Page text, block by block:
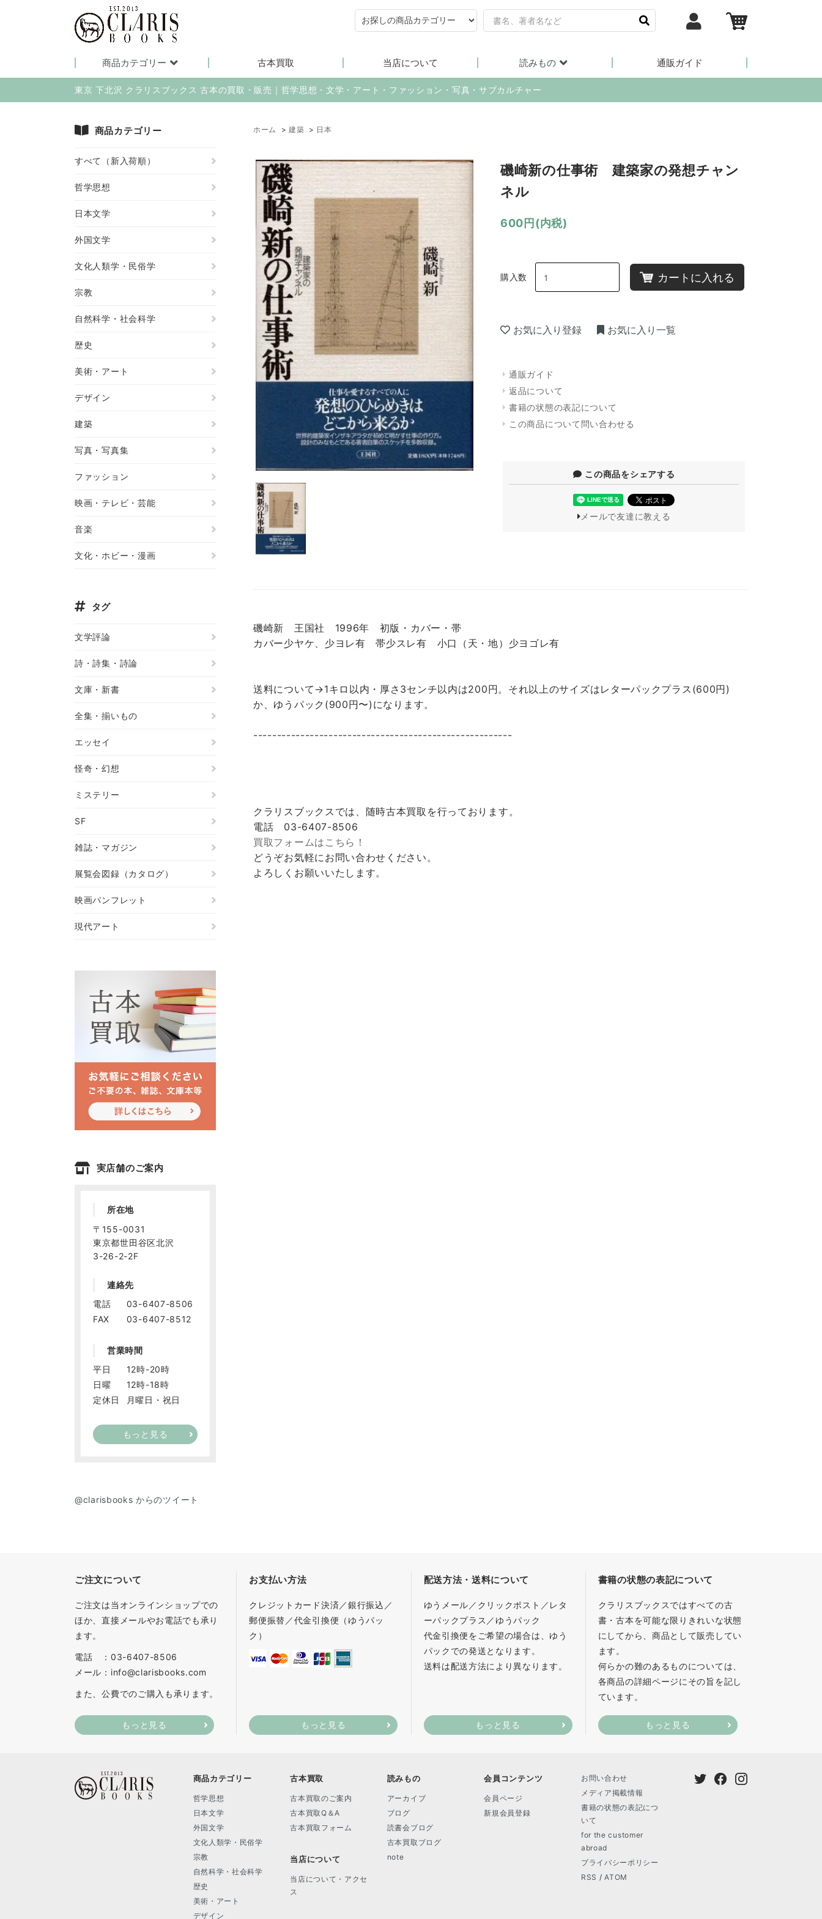
商品カテゴリー 古本買取 当店について 読みもの 通販ガイド
東京 下北沢 クラリスブックス 古本の買取・販売｜哲学思想・文学・アート・ファッション・写真・サブカルチャー
ホーム > 建築 > 日本
磯崎新の仕事術 建築家の発想チャン
ネル
600円(内税)
購入数 カートに入れる
お気に入り登録 お気に入り一覧
通販ガイド
返品について
書籍の状態の表記について
この商品について問い合わせる
この商品をシェアする
メールで友達に教える
磯崎新 王国社 1996年 初版・カバー・帯
カバー少ヤケ、少ヨレ有 帯少スレ有 小口（天・地）少ヨゴレ有
送料について→1キロ以内・厚さ3センチ以内は200円。それ以上のサイズはレターパックプラス(600円)
か、ゆうパック(900円〜)になります。
-------------------------------------------------------
クラリスブックスでは、随時古本買取を行っております。
電話 03-6407-8506
買取フォームはこちら！
どうぞお気軽にお問い合わせください。
よろしくお願いいたします。
商品カテゴリー
すべて（新入荷順）
哲学思想
日本文学
外国文学
文化人類学・民俗学
宗教
自然科学・社会科学
歴史
美術・アート
デザイン
建築
写真・写真集
ファッション
映画・テレビ・芸能
音楽
文化・ホビー・漫画
タグ
文学評論
詩・詩集・詩論
文庫・新書
全集・揃いもの
エッセイ
怪奇・幻想
ミステリー
SF
雑誌・マガジン
展覧会図録（カタログ）
映画パンフレット
現代アート
実店舗のご案内
所在地
〒155-0031
東京都世田谷区北沢
3-26-2-2F
連絡先
電話
03-6407-8506
FAX
03-6407-8512
営業時間
平日
12時-20時
日曜
12時-18時
定休日
月曜日・祝日
もっと見る
@clarisbooks からのツイート
ご注文について
ご注文は当オンラインショップでの
ほか、直接メールやお電話でも承り
ます。
電話 ：03-6407-8506
メール：info@clarisbooks.com
また、公費でのご購入も承ります。
もっと見る
お支払い方法
クレジットカード決済／銀行振込／
郵便振替／代金引換便（ゆうパッ
ク）
もっと見る
配送方法・送料について
ゆうメール／クリックポスト／レタ
ーパックプラス／ゆうパック
代金引換便をご希望の場合は、ゆう
パックでの発送となります。
送料は配送方法により異なります。
もっと見る
書籍の状態の表記について
クラリスブックスではすべての古
書・古本を可能な限りきれいな状態
にしてから、商品として販売してい
ます。
何らかの難のあるものについては、
各商品の詳細ページにその旨を記し
ています。
もっと見る
商品カテゴリー
哲学思想
日本文学
外国文学
文化人類学・民俗学
宗教
自然科学・社会科学
歴史
美術・アート
デザイン
古本買取
古本買取のご案内
古本買取Q＆A
古本買取フォーム
当店について
当店について・アクセ
ス
読みもの
アーカイブ
ブログ
読書会ブログ
古本買取ブログ
note
会員コンテンツ
会員ページ
新規会員登録
お問い合わせ
メディア掲載情報
書籍の状態の表記につ
いて
for the customer
abroad
プライバシーポリシー
RSS /ATOM